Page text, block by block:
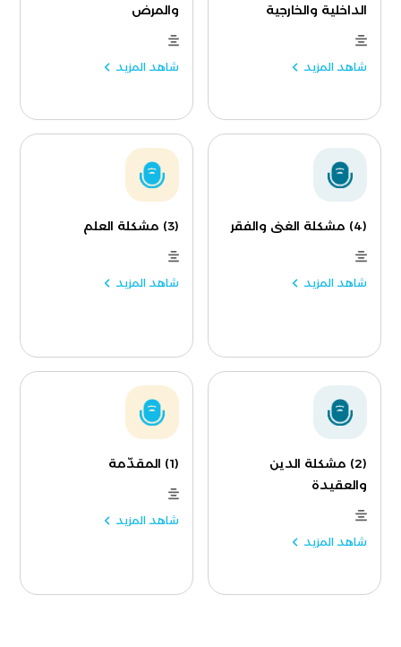
الداخلية والخارجية
شاهد المزيد
والمرض
شاهد المزيد
(4) مشكلة الغنى والفقر
شاهد المزيد
(3) مشكلة العلم
شاهد المزيد
(2) مشكلة الدين
والعقيدة
شاهد المزيد
(1) المقدّمة
شاهد المزيد